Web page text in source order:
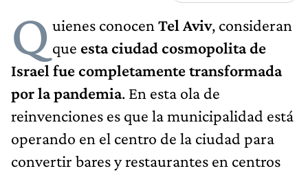
Q uienes conocen Tel Aviv, consideran
que esta ciudad cosmopolita de
Israel fue completamente transformada
por la pandemia. En esta ola de
reinvenciones es que la municipalidad está
operando en el centro de la ciudad para
convertir bares y restaurantes en centros